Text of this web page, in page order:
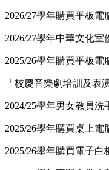
2026/27學年購買平板
2026/27學年中華文化室
2025/26學年購買平板
「校慶音樂劇培訓及表
2024/25學年男女教員
2025/26學年購買桌上
2025/26學年購買電子